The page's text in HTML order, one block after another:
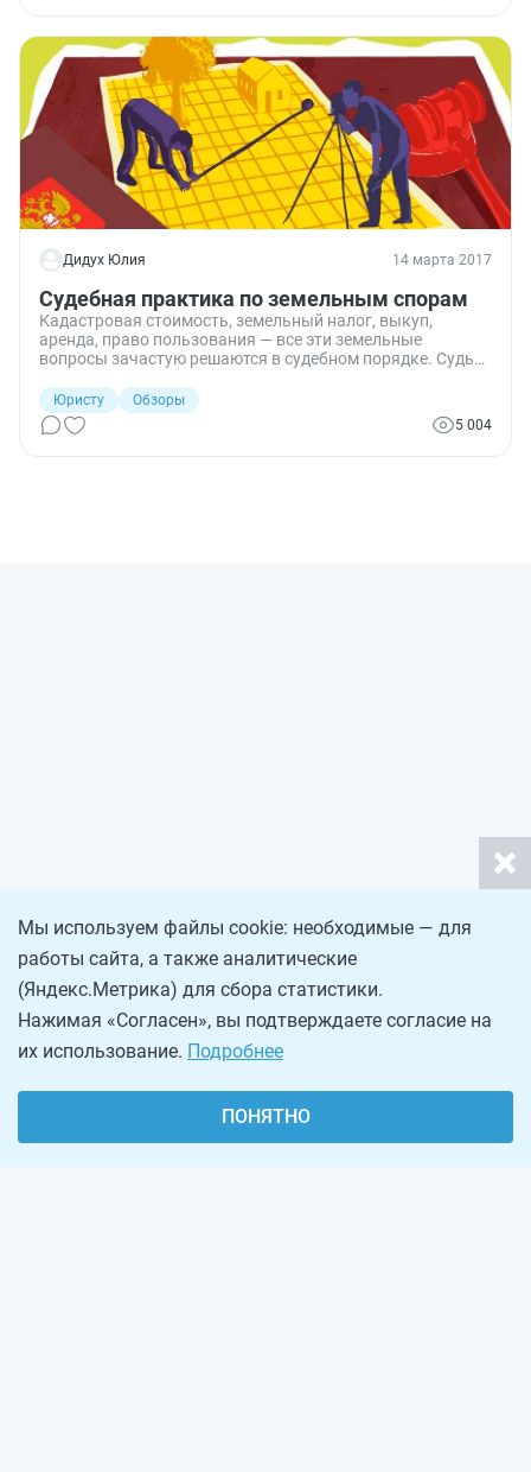
Дидух Юлия 14 марта 2017
Судебная практика по земельным спорам
Кадастровая стоимость, земельный налог, выкуп,
аренда, право пользования — все эти земельные
вопросы зачастую решаются в судебном порядке. Судьи
проверяют правильность исчисления арендной платы и
решают, может ли застройщик сохранить право на
землю после сноса жилого дома, в котором выкупил все
Юристу
Обзоры
5 004
Мы используем файлы cookie: необходимые — для
работы сайта, а также аналитические
(Яндекс.Метрика) для сбора статистики.
Нажимая «Согласен», вы подтверждаете согласие на
их использование. Подробнее
ПОНЯТНО